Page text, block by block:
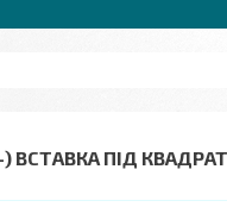
) ВСТАВКА ПІД КВАДРАТ